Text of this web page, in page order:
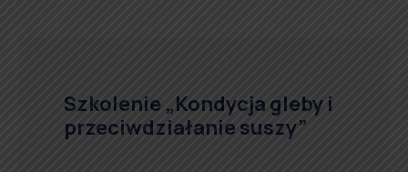
Szkolenie „Kondycja gleby i
przeciwdziałanie suszy”